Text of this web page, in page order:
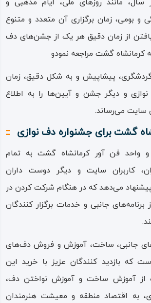
سال، مانند روزهای ملی، ایام مذهبی و
و بومی، زمان برگزاری آن متعدد و متنوع
یافتن از زمان دقیق هر یک از جشن‌های دف‌
کرمانشاه‌ گشت مراجعه نمودو
پیشاپیش و به شکل دقیق، زمان
و دیگر جشن و آیین‌ها را به اطلاع
سایت می‌رساند.
گشت برای جشنواره دف نوازی
و واحد فن‌ آور کرمانشاه‌ گشت به تمام
کاربران سایت و دیگر دوست‌ داران
می‌دهد که در هنگام شرکت کردن در
جانبی و خدمات برگزار کنندگان
جانبی، ساخت، آموزش و فروش دف‌های
که بازدید کنندگان عزیز با خرید این
از آموزش ساخت و آموزش نواختن دف،
به اقتصاد منطقه و معیشت هنرمندان